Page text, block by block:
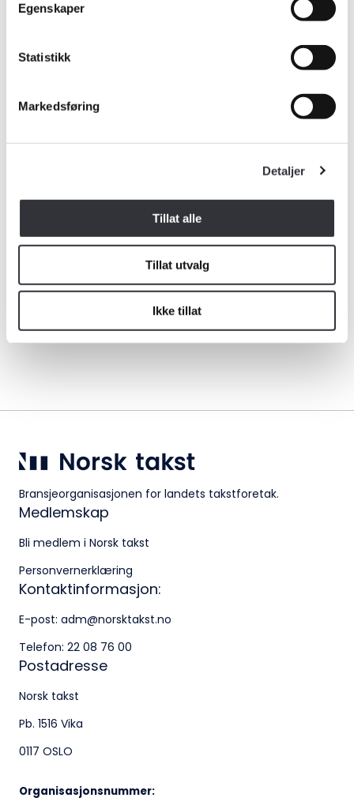
Egenskaper
Statistikk
Markedsføring
Detaljer
Tillat alle
Tillat utvalg
Ikke tillat
Medlemskap
Om Norsk takst
Bli medlem
Logg inn
Klingenberggt. 7A, 0161 Oslo
Postadresse:
Pb. 1516 Vika, 0117 OSLO
956 955 211
Daniel Ø. Helgesen, adm. direktør i bransjeorganisasjonen
Norsk takst
Bransjeorganisasjonen for landets takstforetak.
Medlemskap
Bli medlem i Norsk takst
Personvernerklæring
Kontaktinformasjon:
E-post: adm@norsktakst.no
Telefon: 22 08 76 00
Postadresse
Norsk takst
Pb. 1516 Vika
0117 OSLO
Organisasjonsnummer: